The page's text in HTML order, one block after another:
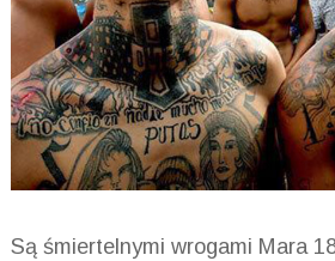
Są śmiertelnymi wrogami Mara